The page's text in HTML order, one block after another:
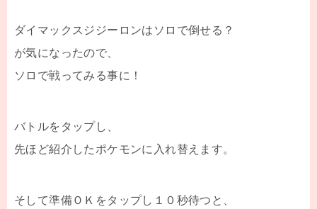
ダイマックスジジーロンはソロで倒せる？
が気になったので、
ソロで戦ってみる事に！
バトルをタップし、
先ほど紹介したポケモンに入れ替えます。
そして準備ＯＫをタップし１０秒待つと、